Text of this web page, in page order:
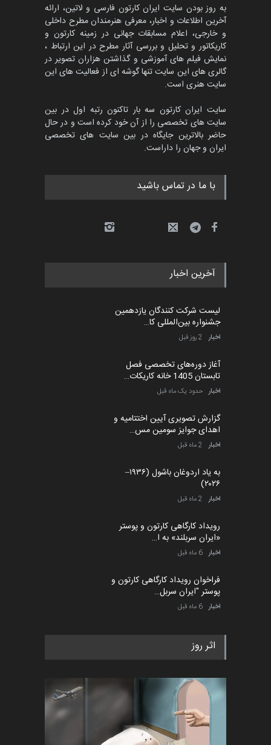
به روز بودن سایت ایران کارتون فارسی و لاتین، ارائه
آخرین اطلاعات و اخبار، معرفی هنرمندان مطرح داخلی
و خارجی، اعلام مسابقات جهانی در زمینه کارتون و
کاریکاتور و تحلیل و بررسی آثار مطرح در این ارتباط ،
نمایش فیلم های آموزشی و گذاشتن هزاران تصویر در
گالری های این سایت تنها گوشه ای از فعالیت های این
سایت هنری است.
سایت ایران کارتون سه بار تاکنون رتبه اول در بین
سایت های تخصصی را از آن خود کرده است و در حال
حاضر بالاترین جایگاه در بین سایت های تخصصی
ایران و جهان را داراست.
با ما در تماس باشید
آخرین اخبار
لیست شرکت کنندگان یازدهمین
جشنواره بین‌المللی کا…
اخبار 2 روز قبل
آغاز دوره‌های تخصصی فصل
تابستان 1405 خانه کاریکات…
اخبار حدود یک ماه قبل
گزارش تصویری آیین اختتامیه و
اهدای جوایز سومین مس…
اخبار 2 ماه قبل
به یاد اردوغان باشول (۱۹۳۶–
۲۰۲۶)
اخبار 2 ماه قبل
رویداد کارگاهی کارتون و پوستر
«ایران سربلند» به ا…
اخبار 6 ماه قبل
فراخوان رویداد کارگاهی کارتون و
پوستر "ایران سربل…
اخبار 6 ماه قبل
اثر روز